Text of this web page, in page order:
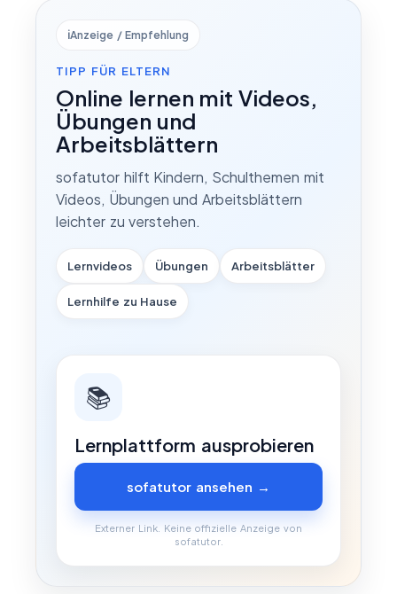
ℹ️Anzeige / Empfehlung
TIPP FÜR ELTERN
Online lernen mit Videos,
Übungen und
Arbeitsblättern
sofatutor hilft Kindern, Schulthemen mit
Videos, Übungen und Arbeitsblättern
leichter zu verstehen.
Lernvideos Übungen Arbeitsblätter
Lernhilfe zu Hause
📚
Lernplattform ausprobieren
sofatutor ansehen →
Externer Link. Keine offizielle Anzeige von
sofatutor.